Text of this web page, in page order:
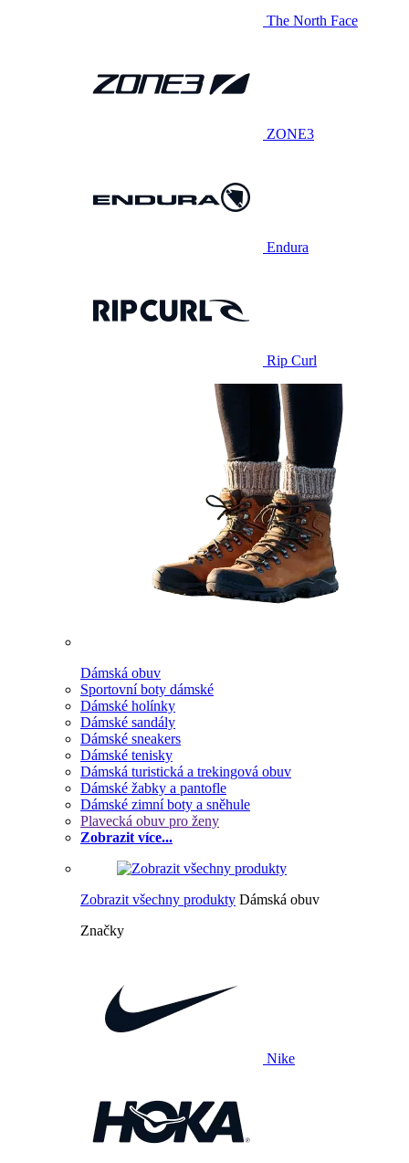
The North Face
ZONE3
Endura
Rip Curl
Dámská obuv
Sportovní boty dámské
Dámské holínky
Dámské sandály
Dámské sneakers
Dámské tenisky
Dámská turistická a trekingová obuv
Dámské žabky a pantofle
Dámské zimní boty a sněhule
Plavecká obuv pro ženy
Zobrazit více...
Zobrazit všechny produkty Dámská obuv
Značky
Nike